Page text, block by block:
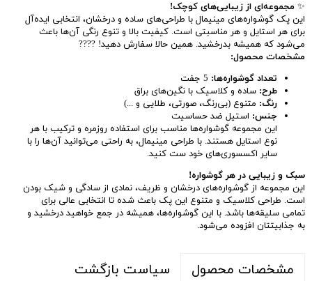
✨مجموعه‌ای از زیبایی‌های کوچک!
این پک گوشواره‌های مینیمال با طراحی‌های ساده و درخشان، انتخابی ایده‌آل
برای هر استایل و هر مناسبتی است. کیفیت بالا و تنوع رنگی آن‌ها باعث
می‌شود که همیشه بدرخشید. همین حالا سفارش دهید! ????
مشخصات محصول:
تعداد گوشواره‌ها:
طرح: ساده و کلاسیک با نگین‌های براق
رنگ: متنوع (بی‌رنگ، صورتی، طلایی و ...)
جنس: استیل ضد حساسیت
این مجموعه گوشواره‌ها مناسب برای استفاده روزمره و ترکیب با هر
نوع استایل هستند. با طراحی مینیمال، به راحتی می‌توانید آن‌ها را با
سایر اکسسوری‌های خود ست کنید.
سبک و زیبایی در هر گوشواره!
این مجموعه از گوشواره‌های درخشان و ظریف، نمادی از سادگی و شیک بودن
است. طراحی کلاسیک و متنوع این پک باعث شده تا انتخابی عالی برای
تمامی سلیقه‌ها باشد. با این گوشواره‌ها، همیشه در جمع خواهید درخشید و
به جذابیتتان افزوده می‌شود.
مشخصات محصول
سیاست بازگشت